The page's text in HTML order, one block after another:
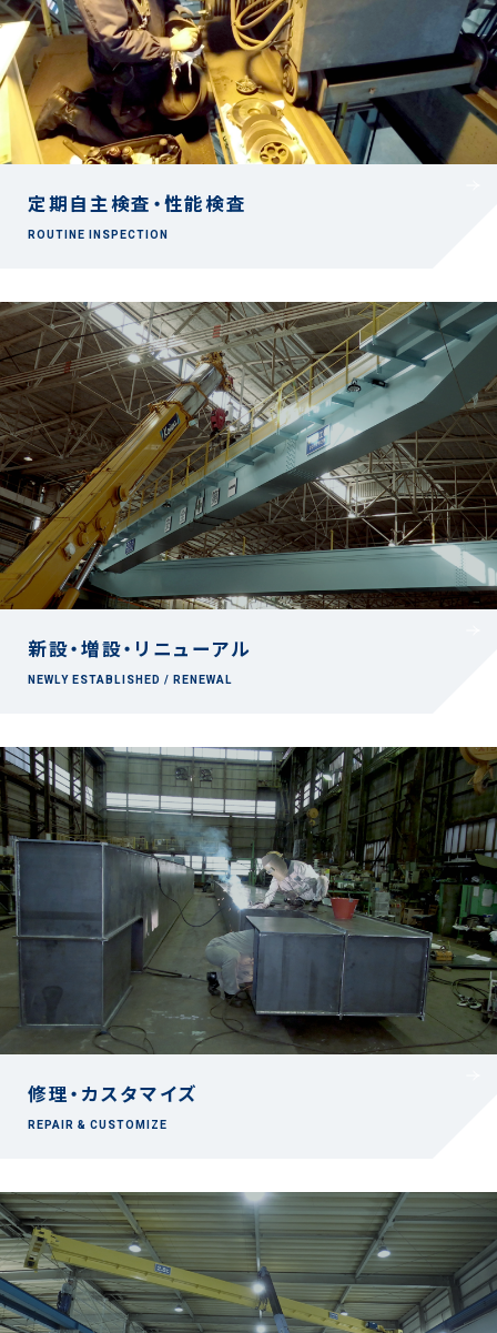
定期自主検査・性能検査
ROUTINE INSPECTION
新設・増設・リニューアル
NEWLY ESTABLISHED / RENEWAL
修理・カスタマイズ
REPAIR & CUSTOMIZE